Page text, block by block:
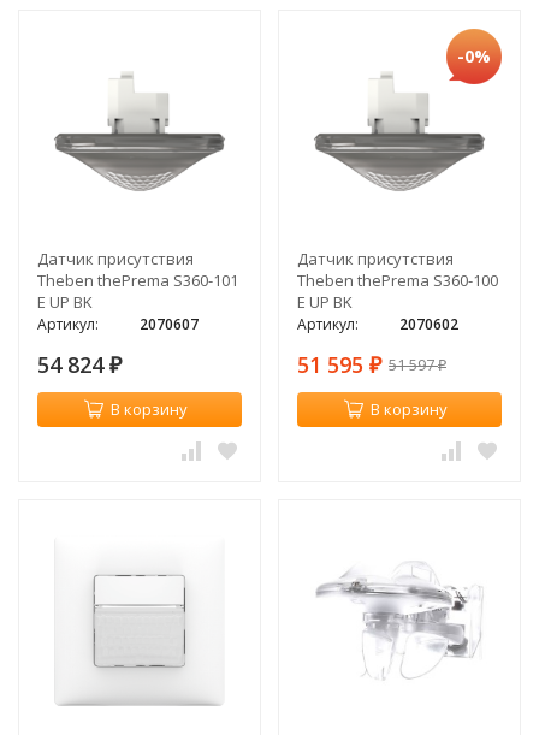
Датчик присутствия
Theben thePrema S360-101
E UP BK
Артикул: 2070607
54 824 ₽
В корзину
-0%
Датчик присутствия
Theben thePrema S360-100
E UP BK
Артикул: 2070602
51 595 ₽ 51 597₽
В корзину